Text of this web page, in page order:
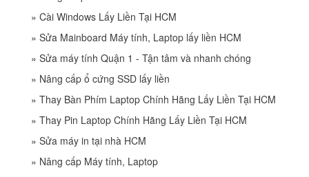
» Cài Windows Lấy Liền Tại HCM
» Sửa Mainboard Máy tính, Laptop lấy liền HCM
» Sửa máy tính Quận 1 - Tận tâm và nhanh chóng
» Nâng cấp ổ cứng SSD lấy liền
» Thay Bàn Phím Laptop Chính Hãng Lấy Liền Tại HCM
» Thay Pin Laptop Chính Hãng Lấy Liền Tại HCM
» Sửa máy in tại nhà HCM
» Nâng cấp Máy tính, Laptop